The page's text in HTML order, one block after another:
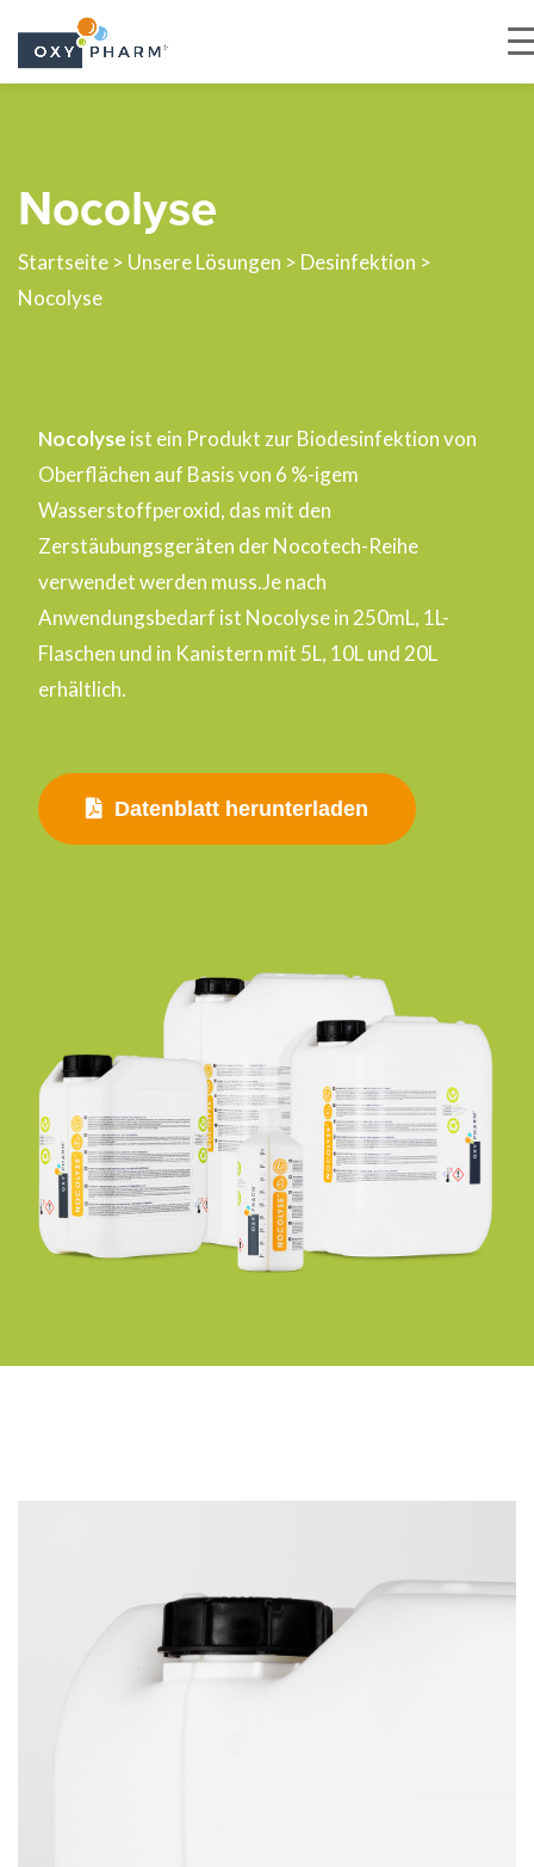
content
Nocolyse
Startseite > Unsere Lösungen > Desinfektion >
Nocolyse
Nocolyse ist ein Produkt zur Biodesinfektion von
Oberflächen auf Basis von 6 %-igem
Wasserstoffperoxid, das mit den
Zerstäubungsgeräten der Nocotech-Reihe
verwendet werden muss.Je nach
Anwendungsbedarf ist Nocolyse in 250mL, 1L-
Flaschen und in Kanistern mit 5L, 10L und 20L
erhältlich.
Datenblatt herunterladen